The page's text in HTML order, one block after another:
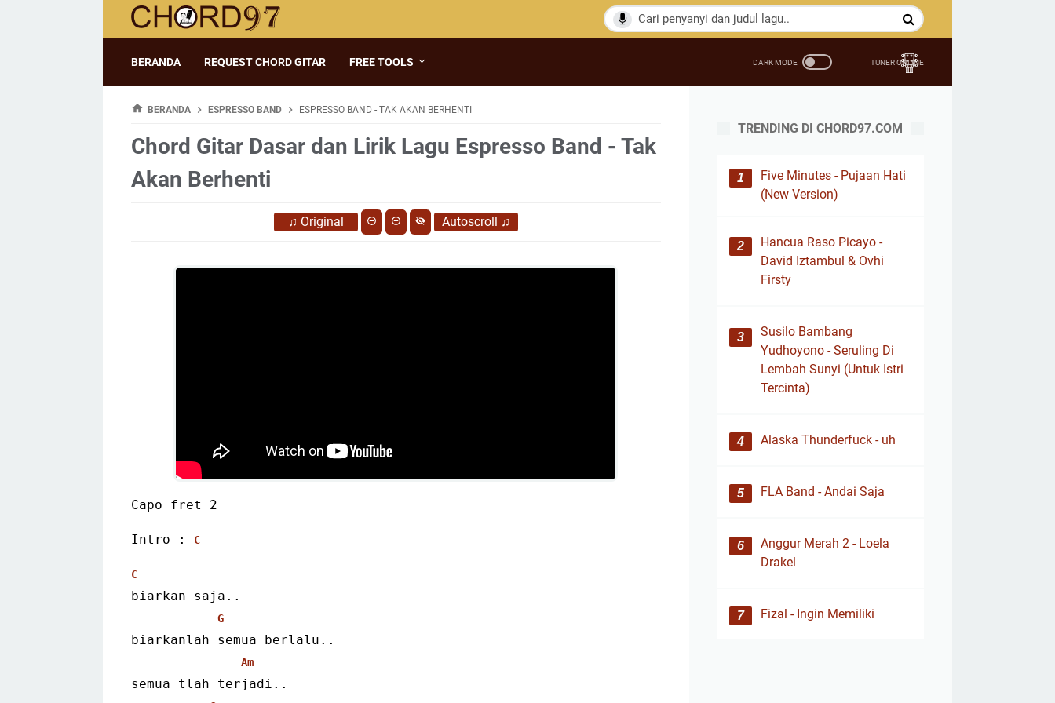
BERANDA REQUEST CHORD GITAR FREE TOOLS
BERANDA ESPRESSO BAND ESPRESSO BAND - TAK AKAN BERHENTI
Chord Gitar Dasar dan Lirik Lagu Espresso Band - Tak
Akan Berhenti
♫ Original Autoscroll ♫
Capo fret 2
Intro : C
C
biarkan saja..
G
biarkanlah semua berlalu..
Am
semua tlah terjadi..
TRENDING DI CHORD97.COM
Five Minutes - Pujaan Hati
(New Version)
Hancua Raso Picayo -
David Iztambul & Ovhi
Firsty
Susilo Bambang
Yudhoyono - Seruling Di
Lembah Sunyi (Untuk Istri
Tercinta)
Alaska Thunderfuck - uh
FLA Band - Andai Saja
Anggur Merah 2 - Loela
Drakel
Fizal - Ingin Memiliki